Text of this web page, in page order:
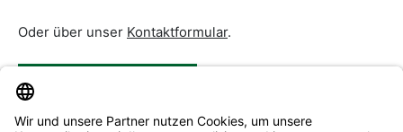
Oder über unser Kontaktformular.